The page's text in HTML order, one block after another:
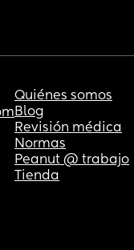
Quiénes somos
Blog
Revisión médica
Normas
Peanut @ trabajo
Tienda